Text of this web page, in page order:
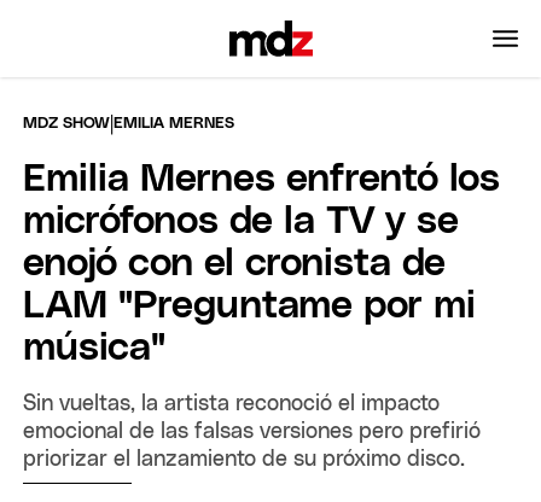
MDZ SHOW |EMILIA MERNES
Emilia Mernes enfrentó los
micrófonos de la TV y se
enojó con el cronista de
LAM "Preguntame por mi
música"
Sin vueltas, la artista reconoció el impacto
emocional de las falsas versiones pero prefirió
priorizar el lanzamiento de su próximo disco.